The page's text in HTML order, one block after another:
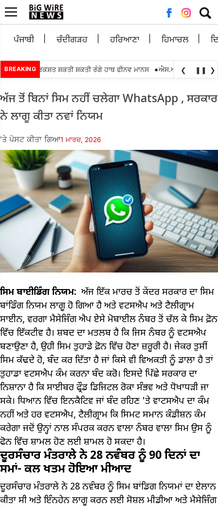
ਲਈ
ਖੋਜ:
ਪੰਜਾਬੀ ਚੰਦੀਗੜਹ ਹਰਿਆਣਾ ਹਿਮਾਚਲ
BREAKING
ਵਿਕਾਸ ਰਿਕਸ਼ਤ ਸ਼ਕਤੀ ਸ਼ਕਤੀ ਰੰਗੇ ਹਾਥ ਫੀਨਵ ਮਾਨਸ ਐਸ.ਆਈ.ਆਰ.2026 ਇੰਟਰ
❮ ❚❚ ❯
ਅੱਜ ਤੋਂ ਬਿਨਾਂ ਸਿਮ ਨਹੀਂ ਚਲੇਗਾ WhatsApp , ਸਰਕਾਰ
ਨੇ ਲਾਗੂ ਕੀਤਾ ਨਵਾਂ ਨਿਯਮ
'ਤੇ ਪੋਸਟ ਕੀਤਾ ਗਿਆ1 ਮਾਰਚ, 2026
ਸਿਮ ਬਾਈਡਿੰਗ ਨਿਯਮ: ਅੱਜ ਇੱਕ ਮਾਰਚ ਤੋਂ ਕੇਂਦਰ ਸਰਕਾਰ ਦਾ ਸਿਮ
ਬਾਂਡਿੰਗ ਨਿਯਮ ਲਾਗੂ ਹੋ ਗਿਆ ਹੈ ਅਤੇ ਵਟਸਐਪ ਅਤੇ ਟੈਲੀਗ੍ਰਾਮ
ਸਾਈਨ, ਵਰਗਾ ਮੈਸੇਜਿੰਗ ਐਪ ਏਸੇ ਮੋਬਾਈਲ ਨੰਬਰ ਤੋਂ ਚੱਲ ਕੇ ਸਿਮ ਫ਼ੋਨ
ਵਿੱਚ ਇੱਕਟੀਵ ਹੈ। ਸ਼ਬਦ ਦਾ ਮਤਲਬ ਹੈ ਕਿ ਜਿਸ ਨੰਬਰ ਨੂੰ ਵਟਸਐਪ
ਬਣਾਉਣਾ ਹੈ, ਉਹੀ ਸਿਮ ਤੁਹਾਡੇ ਫ਼ੋਨ ਵਿੱਚ ਹੋਣਾ ਜ਼ਰੂਰੀ ਹੈ। ਜੇਕਰ ਤੁਸੀਂ
ਸਿਮ ਕੱਢਦੇ ਹੋ, ਬੰਦ ਕਰ ਦਿੱਤਾ ਹੈ ਜਾਂ ਕਿਸੇ ਵੀ ਵਿਅਕਤੀ ਨੂੰ ਡਾਲਾ ਹੈ ਤਾਂ
ਤੁਹਾਡਾ ਵਟਸਐਪ ਕੰਮ ਕਰਨਾ ਬੰਦ ਕਰੋ। ਇਸਦੇ ਪਿੱਛੇ ਸਰਕਾਰ ਦਾ
ਨਿਸ਼ਾਨਾ ਹੈ ਕਿ ਸਾਈਬਰ ਫ੍ਰੌਡ ਡਿਜਿਟਲ ਰੋਕਾ ਸੰਭਵ ਅਤੇ ਧੋਖਾਧੜੀ ਜਾ
ਸਕੇ। ਧਿਆਨ ਵਿੱਚ ਇਨਕੈਟਿਵ ਜਾਂ ਬੰਦ ਰਹਿਣ 'ਤੇ ਵਾਟਸਐਪ ਦਾ ਕੰਮ
ਨਹੀਂ ਅਤੇ ਹਰ ਵਟਸਐਪ, ਟੈਲੀਗ੍ਰਾਮ ਕਿ ਸਿਮਟ ਸਮਾਨ ਕੰਡੀਸ਼ਨ ਕੰਮ
ਕਰੇਗਾ ਜਦੋਂ ਉਨ੍ਹਾਂ ਨਾਲ ਸੰਪਰਕ ਕਰਨ ਵਾਲਾ ਨੰਬਰ ਵਾਲਾ ਸਿਮ ਉਸ ਨੂੰ
ਫੋਨ ਵਿੱਚ ਸ਼ਾਮਲ ਹੋਣ ਲਈ ਸ਼ਾਮਲ ਹੋ ਸਕਦਾ ਹੈ।
ਦੂਰਸੰਚਾਰ ਮੰਤਰਾਲੇ ਨੇ 28 ਨਵੰਬਰ ਨੂੰ 90 ਦਿਨਾਂ ਦਾ
ਸਮਾਂ- ਕਲ ਖਤਮ ਹੋਇਆ ਮੀਆਦ
ਦੂਰਸੰਚਾਰ ਮੰਤਰਾਲੇ ਨੇ 28 ਨਵੰਬਰ ਨੂੰ ਸਿਮ ਬਾਂਡਿਗ ਨਿਯਮਾਂ ਦਾ ਏਲਾਨ
ਕੀਤਾ ਸੀ ਅਤੇ ਇੰਨਹੇਨ ਲਾਗੂ ਕਰਨ ਲਈ ਸੋਸ਼ਲ ਮੀਡੀਆ ਅਤੇ ਮੈਸੇਜਿੰਗ